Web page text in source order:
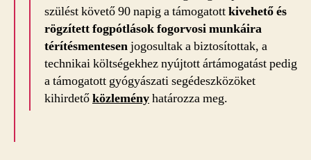
szülést követő 90 napig a támogatottkivehető és
rögzített fogpótlások fogorvosi munkáira
térítésmentesenjogosultak a biztosítottak, a
technikai költségekhez nyújtott ártámogatást pedig
a támogatott gyógyászati segédeszközöket
kihirdetőközleményhatározza meg.